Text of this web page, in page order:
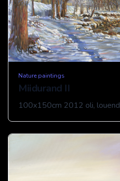
Nature paintings
Miidurand II
100x150cm 2012 oli, louend